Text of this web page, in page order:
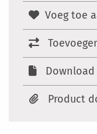
Voeg toe
Download
Product